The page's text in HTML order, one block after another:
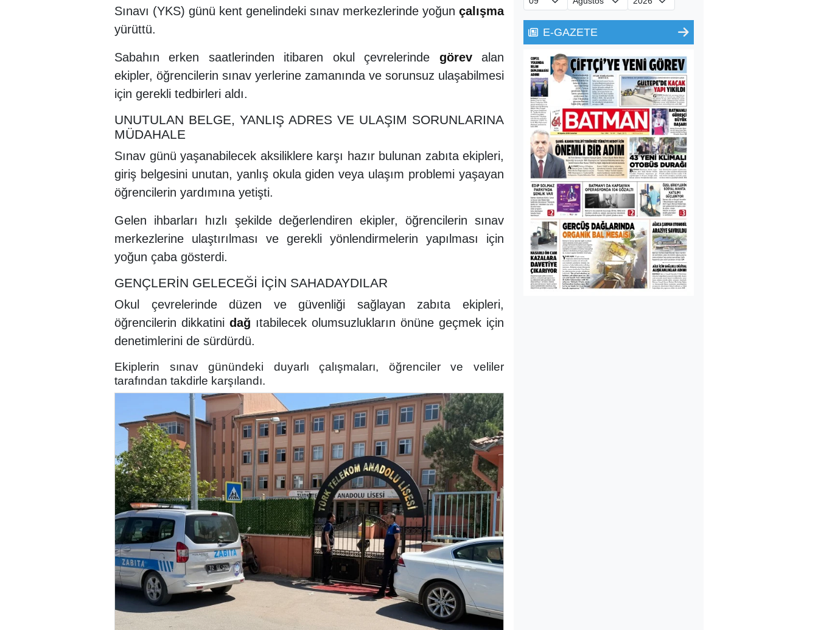
Sınavı (YKS) günü kent genelindeki sınav merkezlerinde yoğun çalışma
yürüttü.
Sabahın erken saatlerinden itibaren okul çevrelerinde görevalan
ekipler, öğrencilerin sınav yerlerine zamanında ve sorunsuz ulaşabilmesi
için gerekli tedbirleri aldı.
UNUTULAN BELGE, YANLIŞ ADRES VE ULAŞIM SORUNLARINA
MÜDAHALE
Sınav günü yaşanabilecek aksiliklere karşı hazır bulunan zabıta ekipleri,
giriş belgesini unutan, yanlış okula giden veya ulaşım problemi yaşayan
öğrencilerin yardımına yetişti.
Gelen ihbarları hızlı şekilde değerlendiren ekipler, öğrencilerin sınav
merkezlerine ulaştırılması ve gerekli yönlendirmelerin yapılması için
yoğun çaba gösterdi.
GENÇLERİN GELECEĞİ İÇİN SAHADAYDILAR
Okul çevrelerinde düzen ve güvenliği sağlayan zabıta ekipleri,
öğrencilerin dikkatini dağ ıtabilecek olumsuzlukların önüne geçmek için
denetimlerini de sürdürdü.
Ekiplerin sınav günündeki duyarlı çalışmaları, öğrenciler ve veliler
tarafından takdirle karşılandı.
E-GAZETE